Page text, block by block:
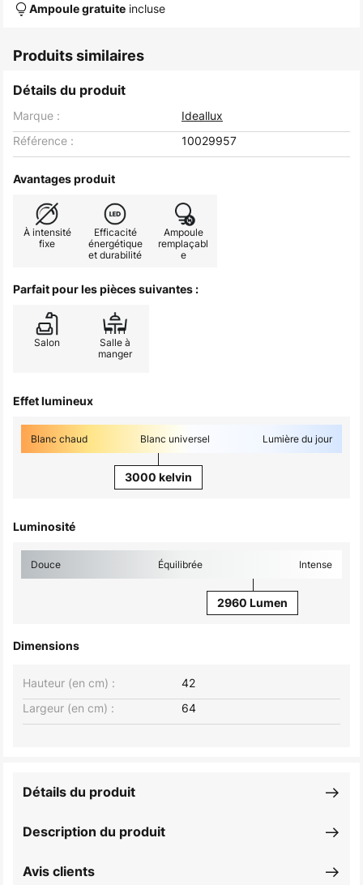
Ampoule gratuite incluse
Produits similaires
Détails du produit
Marque :
Ideallux
Référence :
10029957
Avantages produit
À intensité
fixe
Efficacité
énergétique
et durabilité
Ampoule
remplaçabl
e
Parfait pour les pièces suivantes :
Salon
Salle à
manger
Effet lumineux
Blanc chaud Blanc universel Lumière du jour
3000 kelvin
Luminosité
Douce Équilibrée Intense
2960 Lumen
Dimensions
Largeur (en cm) : 64
Hauteur (en cm) : 42
Description du produit
Détails du produit
Avis clients